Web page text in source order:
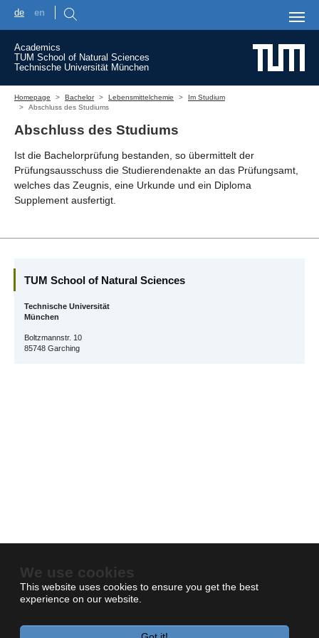
de en
We use cookies
This website uses cookies to ensure you get the best
experience on our website.
Academics
TUM School of Natural Sciences
Technische Universität München
Homepage
Bachelor Lebensmittelchemie
Im Studium
Abschluss des Studiums
Abschluss des Studiums
Ist die Bachelorprüfung bestanden, so übermittelt der
Prüfungsausschuss die Studierendenakte an das Prüfungsamt,
welches das Zeugnis, eine Urkunde und ein Diploma
Supplement ausfertigt.
TUM School of Natural Sciences
Technische Universität
München
Boltzmannstr. 10
85748 Garching